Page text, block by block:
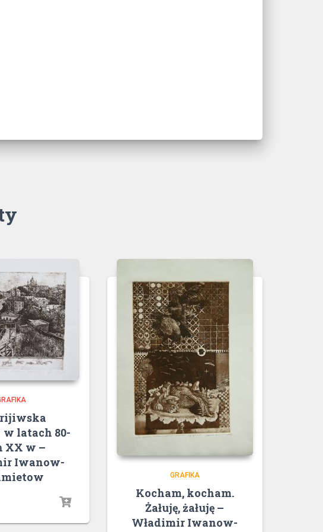
latach 80-
XX w –
Iwanow-
GRAFIKA
Kocham, kocham.
Żałuję, żałuję –
Władimir Iwanow-